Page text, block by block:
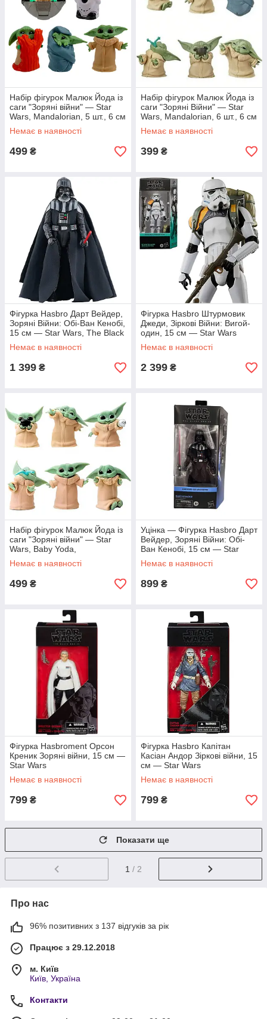
Набір фігурок Малюк Йода із
саги "Зоряні війни" — Star
Wars, Mandalorian, 5 шт., 6 см
#4
Немає в наявності
499 ₴
Набір фігурок Малюк Йода із
саги "Зоряні Війни" — Star
Wars, Mandalorian, 6 шт., 6 см
#3
Немає в наявності
399 ₴
Фігурка Hasbro Дарт Вейдер,
Зоряні Війни: Обі-Ван Кенобі,
15 см — Star Wars, The Black
Series
Немає в наявності
1 399 ₴
Фігурка Hasbro Штурмовик
Джеди, Зіркові Війни: Вигой-
один, 15 см — Star Wars
Rogue One, The Black Series
Немає в наявності
2 399 ₴
Набір фігурок Малюк Йода із
саги "Зоряні війни" — Star
Wars, Baby Yoda,
Mandalorian, 6 шт., 6 см
Немає в наявності
499 ₴
Уцінка — Фігурка Hasbro Дарт
Вейдер, Зоряні Війни: Обі-
Ван Кенобі, 15 см — Star
Wars, The Black Series
Немає в наявності
899 ₴
Фігурка Hasbroment Орсон
Креник Зоряні війни, 15 см —
Star Wars
Немає в наявності
799 ₴
Фігурка Hasbro Капітан
Касіан Андор Зіркові війни, 15
см — Star Wars
Немає в наявності
799 ₴
Показати ще
1 / 2
Про нас
96% позитивних з 137 відгуків за рік
Працює з 29.12.2018
м. Київ
Київ, Україна
Контакти